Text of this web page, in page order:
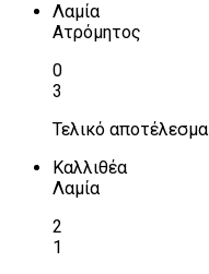
Λαμία
Ατρόμητος
0
3
Τελικό αποτέλεσμα
Καλλιθέα
Λαμία
2
1